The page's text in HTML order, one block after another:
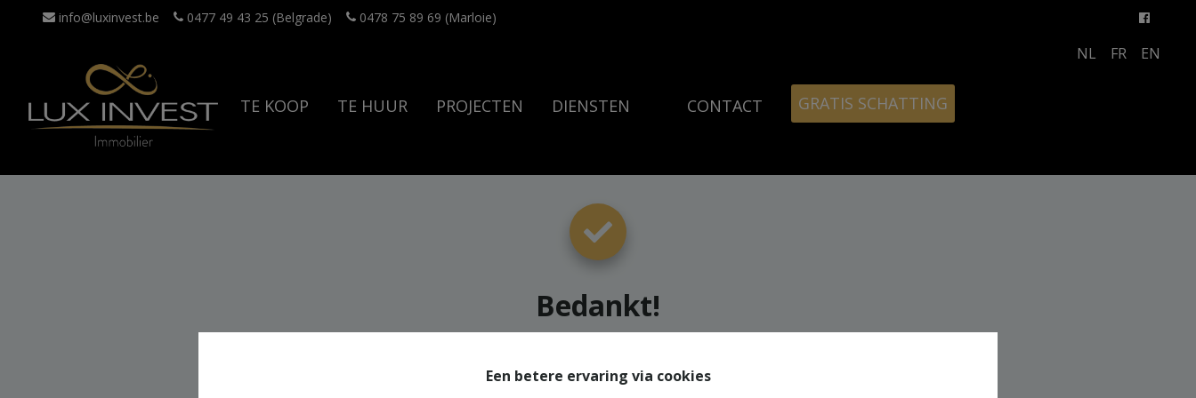
Een betere ervaring via cookies
info@luxinvest.be 0477 49 43 25 (Belgrade) 0478 75 89 69 (Marloie)
TE KOOP TE HUUR PROJECTEN DIENSTEN CONTACT GRATIS SCHATTING
NL FR EN
Bedankt!